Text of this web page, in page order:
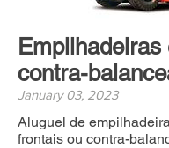
Empilhadeiras
contra-
January 03, 2023
Aluguel de
frontais ou contra-